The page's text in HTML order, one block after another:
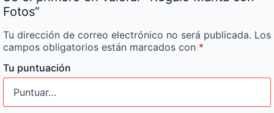
Fotos”
Tu dirección de correo electrónico no será publicada. Los
campos obligatorios están marcados con *
Tu puntuación